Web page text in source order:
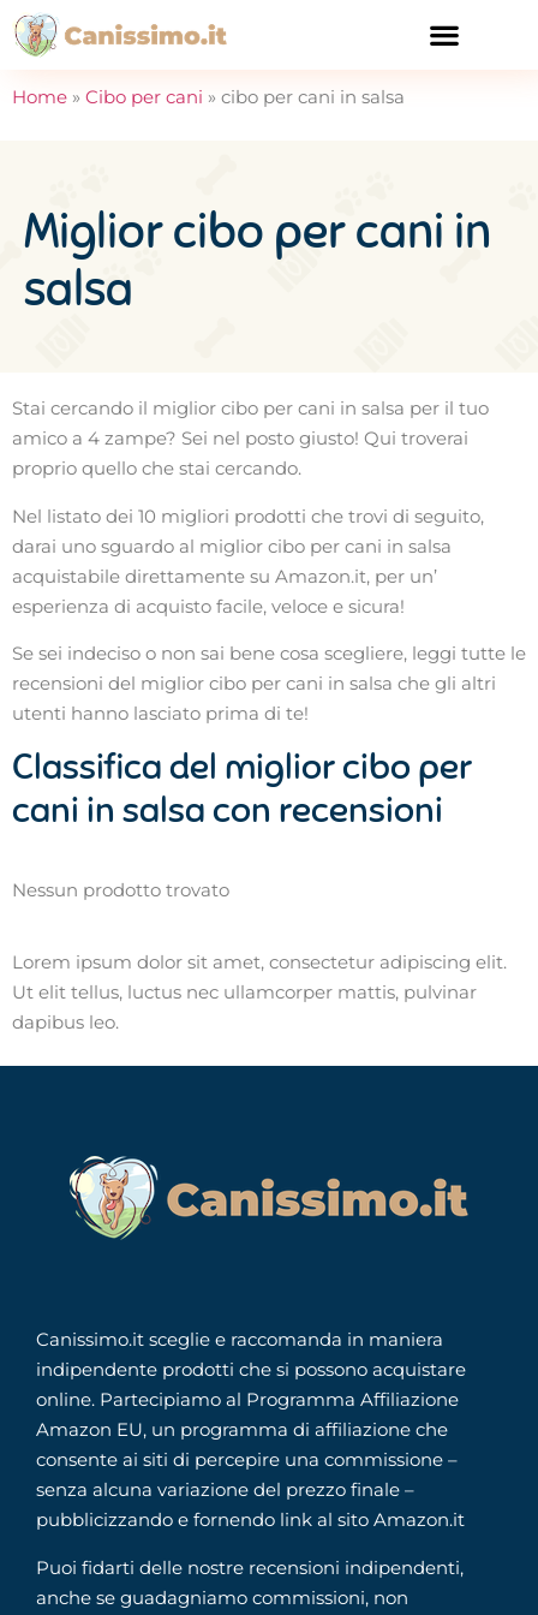
Home » Cibo per cani » cibo per cani in salsa
Miglior cibo per cani in
salsa
Stai cercando il miglior cibo per cani in salsa per il tuo
amico a 4 zampe? Sei nel posto giusto! Qui troverai
proprio quello che stai cercando.
Nel listato dei 10 migliori prodotti che trovi di seguito,
darai uno sguardo al miglior cibo per cani in salsa
acquistabile direttamente su Amazon.it, per un’
esperienza di acquisto facile, veloce e sicura!
Se sei indeciso o non sai bene cosa scegliere, leggi tutte le
recensioni del miglior cibo per cani in salsa che gli altri
utenti hanno lasciato prima di te!
Classifica del miglior cibo per
cani in salsa con recensioni
Nessun prodotto trovato
Lorem ipsum dolor sit amet, consectetur adipiscing elit.
Ut elit tellus, luctus nec ullamcorper mattis, pulvinar
dapibus leo.
Canissimo.it sceglie e raccomanda in maniera
indipendente prodotti che si possono acquistare
online. Partecipiamo al Programma Affiliazione
Amazon EU, un programma di affiliazione che
consente ai siti di percepire una commissione –
senza alcuna variazione del prezzo finale –
pubblicizzando e fornendo link al sito Amazon.it
Puoi fidarti delle nostre recensioni indipendenti,
anche se guadagniamo commissioni, non